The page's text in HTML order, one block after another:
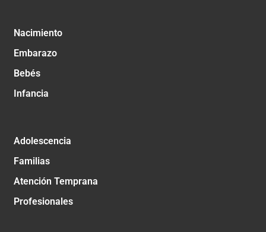
Nacimiento
Embarazo
Bebés
Infancia
Adolescencia
Familias
Atención Temprana
Profesionales